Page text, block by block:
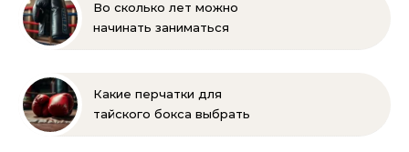
Во сколько лет можно
начинать заниматься
Какие перчатки для
тайского бокса выбрать